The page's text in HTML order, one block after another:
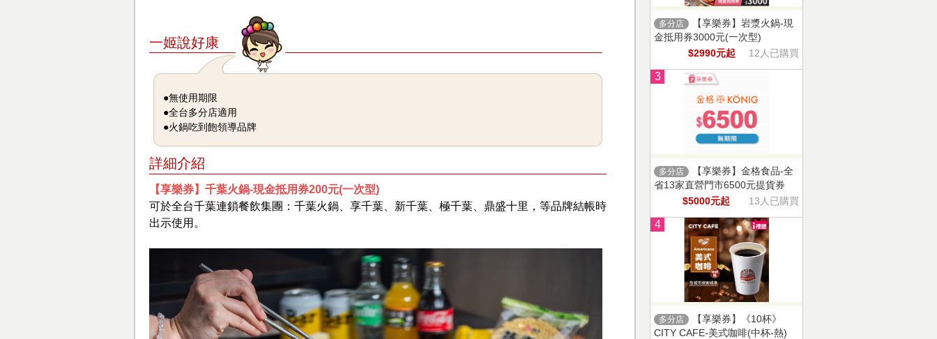
一姬說好康
●無使用期限
●全台多分店適用
●火鍋吃到飽領導品牌
詳細介紹
【享樂券】千葉火鍋-現金抵用券200元(一次型)
可於全台千葉連鎖餐飲集團：千葉火鍋、享千葉、新千葉、極千葉、鼎盛十里，等品牌結帳時
出示使用。
多分店
【享樂券】岩漿火鍋-現
金抵用券3000元(一次型)
$2990元起
12人已購買
3
多分店
【享樂券】金格食品-全
省13家直營門市6500元提貨券
$5000元起
13人已購買
4
多分店
【享樂券】《10杯》
CITY CAFE-美式咖啡(中杯-熱)